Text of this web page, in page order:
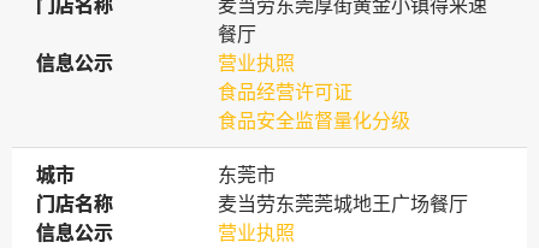
门店名称
门店名称
麦当劳东莞厚街黄金小镇得来速
餐厅
信息公示
信息公示
营业执照
食品经营许可证
食品安全监督量化分级
城市
城市
东莞市
门店名称
门店名称
麦当劳东莞莞城地王广场餐厅
信息公示
信息公示
营业执照